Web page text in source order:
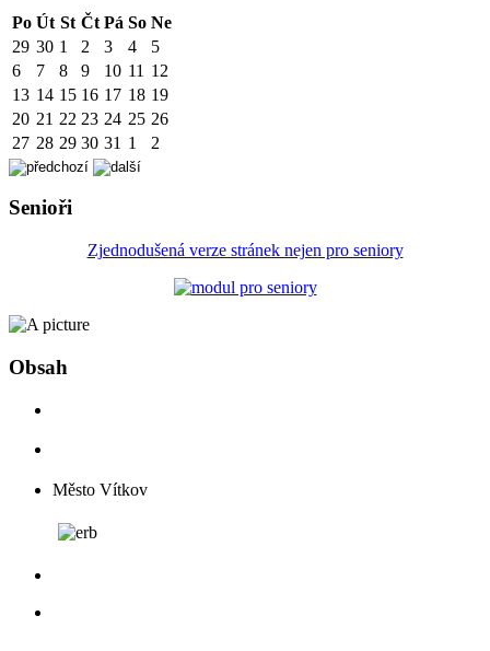
Po Út St Čt Pá So Ne
29 30 1 2 3 4
5
6
7 8 9 10 11 12
13 14 15 16 17 18 19
20 21 22 23 24 25 26
27 28 29 30 31 1 2
Senioři
Zjednodušená verze stránek nejen pro seniory
Obsah
Město Vítkov